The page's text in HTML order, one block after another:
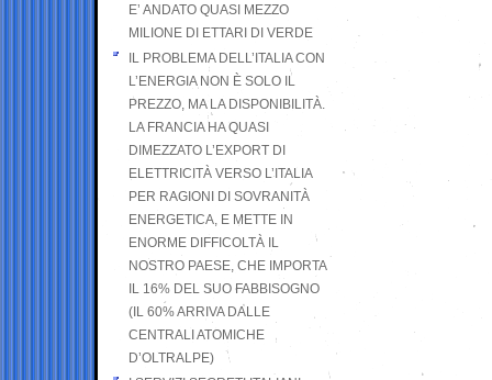
E’ ANDATO QUASI MEZZO
MILIONE DI ETTARI DI VERDE
IL PROBLEMA DELL’ITALIA CON
L’ENERGIA NON È SOLO IL
PREZZO, MA LA DISPONIBILITÀ.
LA FRANCIA HA QUASI
DIMEZZATO L’EXPORT DI
ELETTRICITÀ VERSO L’ITALIA
PER RAGIONI DI SOVRANITÀ
ENERGETICA, E METTE IN
ENORME DIFFICOLTÀ IL
NOSTRO PAESE, CHE IMPORTA
IL 16% DEL SUO FABBISOGNO
(IL 60% ARRIVA DALLE
CENTRALI ATOMICHE
D’OLTRALPE)